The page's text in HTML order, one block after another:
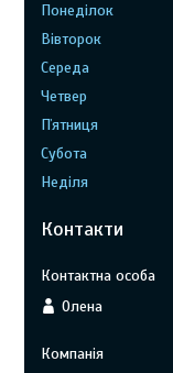
Понеділок
Вівторок
Середа
Четвер
Пʼятниця
Субота
Неділя
Контакти
Олена